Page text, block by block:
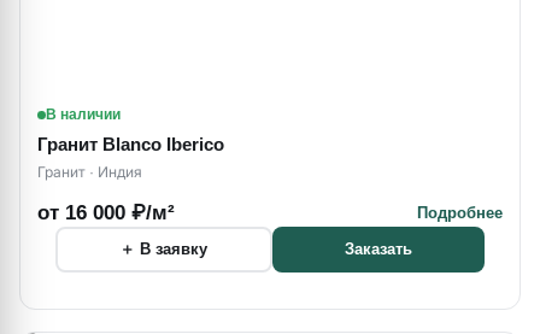
В наличии
Гранит Blanco Iberico
Гранит · Индия
от 16 000 ₽/м² Подробнее
＋ В заявку Заказать